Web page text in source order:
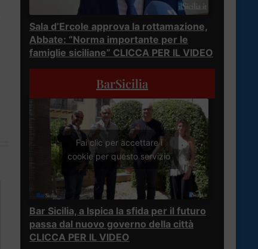
Sala d’Ercole approva la rottamazione,
Abbate: “Norma importante per le
famiglie siciliane” CLICCA PER IL VIDEO
BarSicilia
Fai clic per accettare i
cookie per questo servizio
Bar Sicilia, a Ispica la sfida per il futuro
passa dal nuovo governo della città
CLICCA PER IL VIDEO